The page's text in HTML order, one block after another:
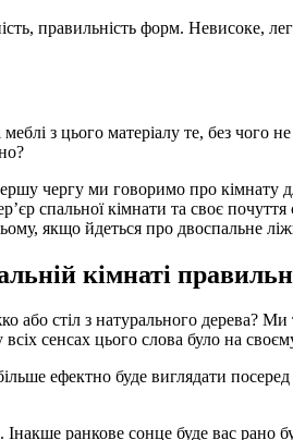
правильність форм. Невисоке,
з цього матеріалу те, без чого
чергу ми говоримо про кімнату
спальної кімнати та своє
якщо йдеться про двоспальне
кімнаті
або стіл з натурального дерева?
сенсах цього слова було на
ефектно буде виглядати
ранкове сонце буде вас рано